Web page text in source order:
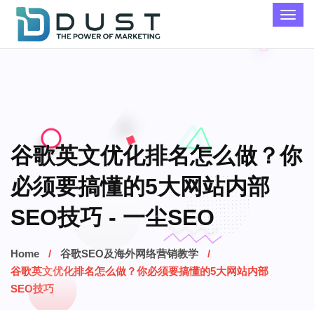
谷歌英文优化排名怎么做？你
必须要搞懂的5大网站内部
SEO技巧 - 一尘SEO
Home
谷歌SEO及海外网络营销教学
谷歌英文优化排名怎么做？你必须要搞懂的5大网站内部
SEO技巧